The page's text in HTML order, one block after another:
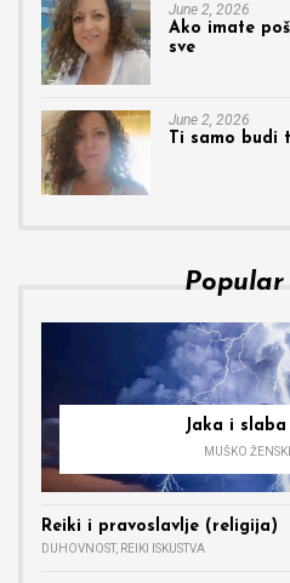
June 2, 2026
Ako imate
sve
June 2, 2026
Ti samo budi
Popular
Jaka i
MUŠKO
Reiki i pravoslavlje (religija)
DUHOVNOST, REIKI ISKUSTVA